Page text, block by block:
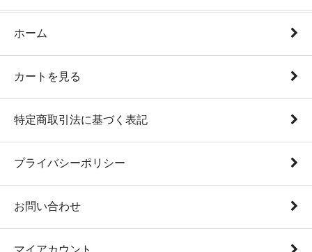
ホーム
カートを見る
特定商取引法に基づく表記
プライバシーポリシー
お問い合わせ
マイアカウント